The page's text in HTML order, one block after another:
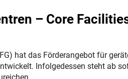
– Core
hat das Förderangebot für
Infolgedessen steht ab